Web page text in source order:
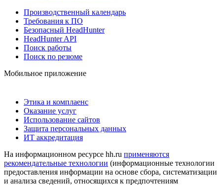
Производственный календарь
Требования к ПО
Безопасный HeadHunter
HeadHunter API
Поиск работы
Поиск по резюме
Мобильное приложение
Этика и комплаенс
Оказание услуг
Использование сайтов
Защита персональных данных
ИТ аккредитация
На информационном ресурсе hh.ru применяются
рекомендательные технологии (информационные технологии
предоставления информации на основе сбора, систематизации
и анализа сведений, относящихся к предпочтениям